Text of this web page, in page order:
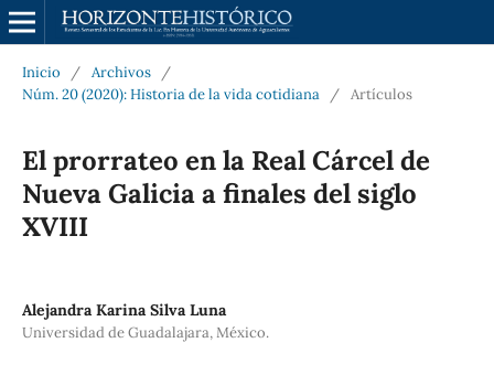
Inicio / Archivos
/
Núm. 20 (2020): Historia de la vida cotidiana
/ Artículos
El prorrateo en la Real Cárcel de
Nueva Galicia a finales del siglo
XVIII
Alejandra Karina Silva Luna
Universidad de Guadalajara, México.